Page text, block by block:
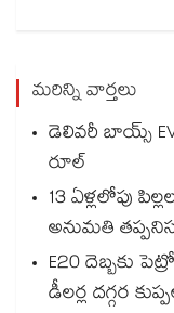
మరిన్ని వార్తలు
డెలివరీ బాయ్స్
రూల్
13 ఏళ్లలోపు
అనుమతి
E20 దెబ్బకు
డీలర్ల దగ్గర